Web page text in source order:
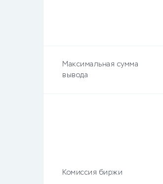
Максимальная сумма
вывода
Комиссия биржи